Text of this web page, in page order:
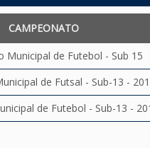
CAMPEONATO
Municipal de Futebol - Sub 15
de Futsal - Sub-13 -
de Futebol - Sub-13 -